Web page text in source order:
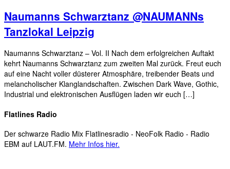
Naumanns Schwarztanz @NAUMANNs
Tanzlokal Leipzig
Naumanns Schwarztanz – Vol. II Nach dem erfolgreichen Auftakt
kehrt Naumanns Schwarztanz zum zweiten Mal zurück. Freut euch
auf eine Nacht voller düsterer Atmosphäre, treibender Beats und
melancholischer Klanglandschaften. Zwischen Dark Wave, Gothic,
Industrial und elektronischen Ausflügen laden wir euch […]
Flatlines Radio
Der schwarze Radio Mix Flatlinesradio - NeoFolk Radio - Radio
EBM auf LAUT.FM. Mehr Infos hier.